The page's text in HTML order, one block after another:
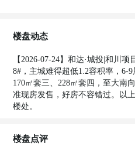
楼盘动态
【2026-07-24】和达·城投|和川项
8#，主城难得超低1.2容积率，6-9
170㎡套三、228㎡套四，至大南
准现房发售，好房不容错过。以
楼处。
楼盘点评